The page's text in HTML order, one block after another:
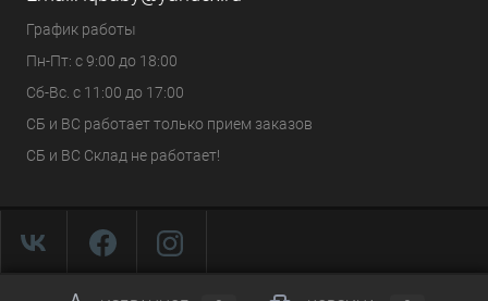
График работы
Пн-Пт: с 9:00 до 18:00
Сб-Вс. с 11:00 до 17:00
СБ и ВС работает только прием заказов
СБ и ВС Склад не работает!